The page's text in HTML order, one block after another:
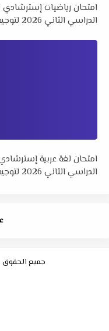
امتحان رياضيات
الدراسي الثاني 2026 لتوجيه الرياضيات بدمياط
امتحان لغة عربية
الدراسي الثاني 2026 لتوجيه اللغة العربية بدمياط
جميع